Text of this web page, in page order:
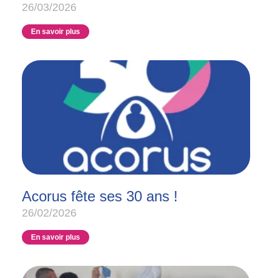
26/03/2026
En savoir plus
Acorus fête ses 30 ans !
26/02/2026
En savoir plus